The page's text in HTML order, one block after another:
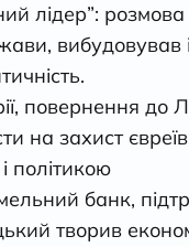
лідер”:
вибудовував
повернення до
на захист
політикою
банк,
творив